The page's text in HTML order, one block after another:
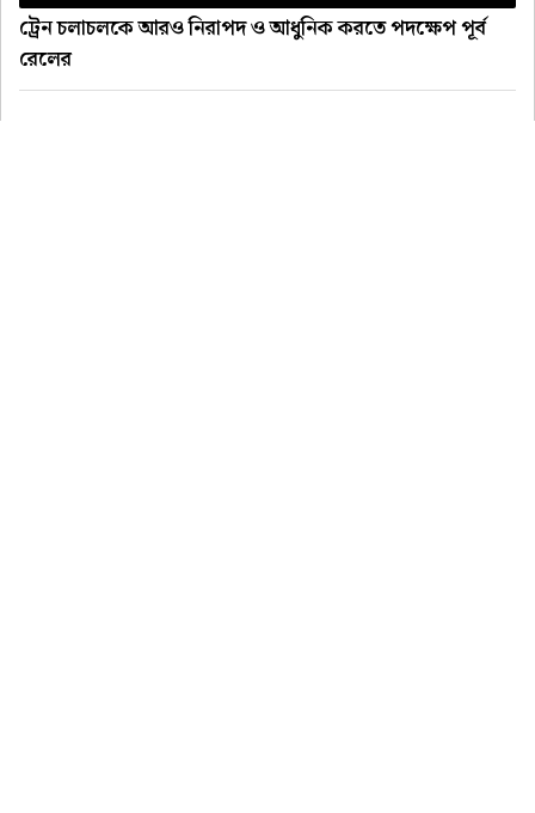
ট্রেন চলাচলকে আরও নিরাপদ ও আধুনিক করতে পদক্ষেপ পূর্ব
রেলের